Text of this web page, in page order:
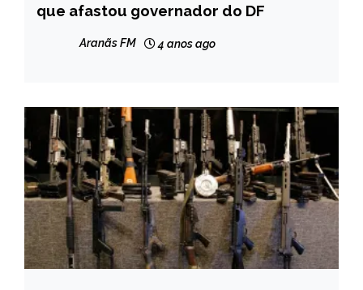
NOTÍCIAS
que afastou governador do DF
Aranãs FM 4 anos ago